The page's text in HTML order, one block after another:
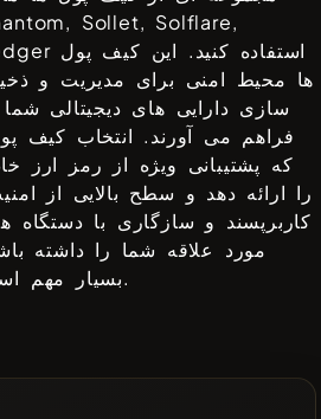
Sollet, Solflare,
استفاده کنید. این کیف پول
ها محیط امنی برای مدیریت و
سازی دارایی های دیجیتالی شما
فراهم می آورند. انتخاب کیف
که پشتیبانی ویژه از رمز ارز
را ارائه دهد و سطح بالایی از
کاربرپسند و سازگاری با دستگاه
مورد علاقه شما را داشته
بسیار مهم است.